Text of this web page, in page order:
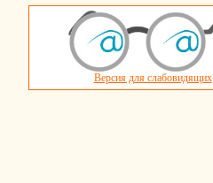
Версия для слабовидящих